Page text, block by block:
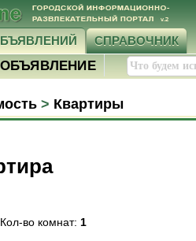
СПРАВОЧНИК
> Квартиры
Кол-во комнат: 1